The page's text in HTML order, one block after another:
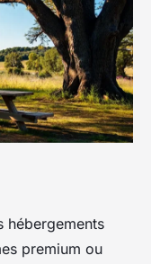
hébergements
premium ou